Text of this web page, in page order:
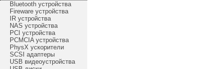
Bluetooth устройства
Fireware устройства
IR устройства
NAS устройства
PCI устройства
PCMCIA устройства
PhysX ускорители
SCSI адаптеры
USB видеоустройства